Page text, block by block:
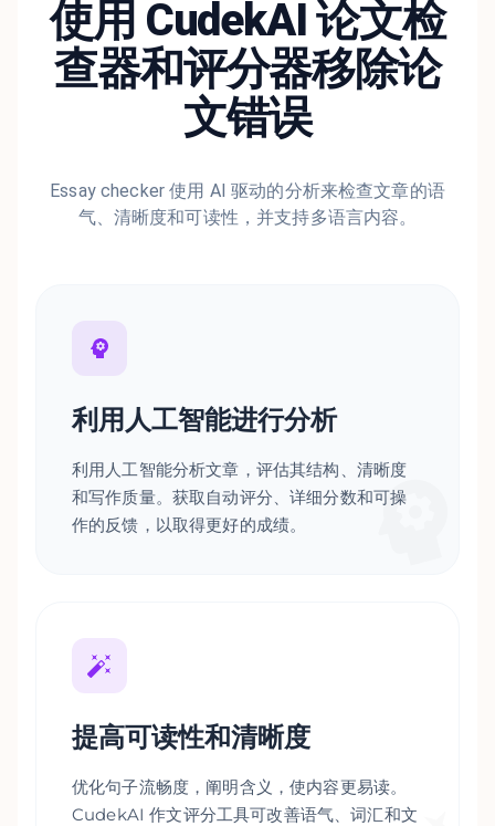
使用 CudekAI 论文检
查器和评分器移除论
文错误
Essay checker 使用 AI 驱动的分析来检查文章的语
气、清晰度和可读性，并支持多语言内容。
利用人工智能进行分析
利用人工智能分析文章，评估其结构、清晰度
和写作质量。获取自动评分、详细分数和可操
作的反馈，以取得更好的成绩。
提高可读性和清晰度
优化句子流畅度，阐明含义，使内容更易读。
CudekAI 作文评分工具可改善语气、词汇和文